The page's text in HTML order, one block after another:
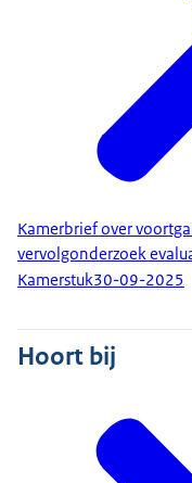
Kamerbrief over
vervolgonderzoek
Kamerstuk30-09-2025
Hoort bij